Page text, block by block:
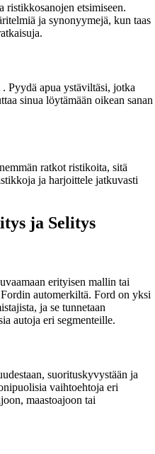
ristikkosanojen etsimiseen.
ja synonyymejä, kun taas
. Pyydä apua ystäviltäsi, jotka
sinua löytämään oikean sanan
ratkot ristikoita, sitä
ja harjoittele jatkuvasti
ja Selitys
erityisen mallin tai
automerkiltä. Ford on yksi
ja se tunnetaan
​​autoja eri segmenteille.
suorituskyvystään ja
vaihtoehtoja eri
maastoajoon tai